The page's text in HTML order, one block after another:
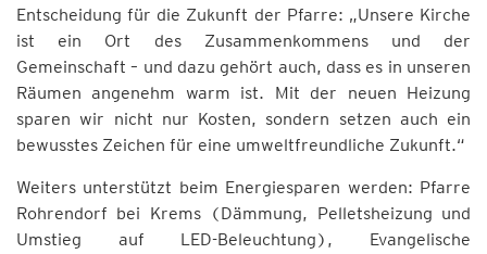
Entscheidung für die Zukunft der Pfarre: „Unsere Kirche
ist ein Ort des Zusammenkommens und der
Gemeinschaft – und dazu gehört auch, dass es in unseren
Räumen angenehm warm ist. Mit der neuen Heizung
sparen wir nicht nur Kosten, sondern setzen auch ein
bewusstes Zeichen für eine umweltfreundliche Zukunft.“
Weiters unterstützt beim Energiesparen werden: Pfarre
Rohrendorf bei Krems (Dämmung, Pelletsheizung und
Umstieg auf LED-Beleuchtung), Evangelische